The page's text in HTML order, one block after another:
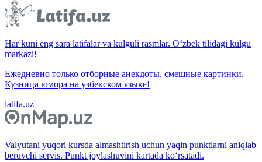
Har kuni eng sara latifalar va kulguli rasmlar. O‘zbek tilidagi kulgu
markazi!
Ежедневно только отборные анекдоты, смешные картинки.
Кузница юмора на узбекском языке!
latifa.uz
Valyutani yuqori kursda almashtirish uchun yaqin punktlarni aniqlab
beruvchi servis. Punkt joylashuvini kartada ko‘rsatadi.